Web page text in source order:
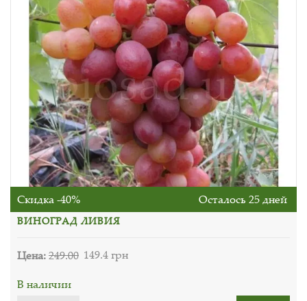
Скидка -40% Осталось 25 дней
ВИНОГРАД ЛИВИЯ
Цена:249.00 149.4 грн
В наличии